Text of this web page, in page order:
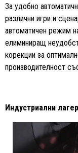
За удобно
различни игри и
автоматичен режим
елиминиращ
корекции за
производителност
Индустриални